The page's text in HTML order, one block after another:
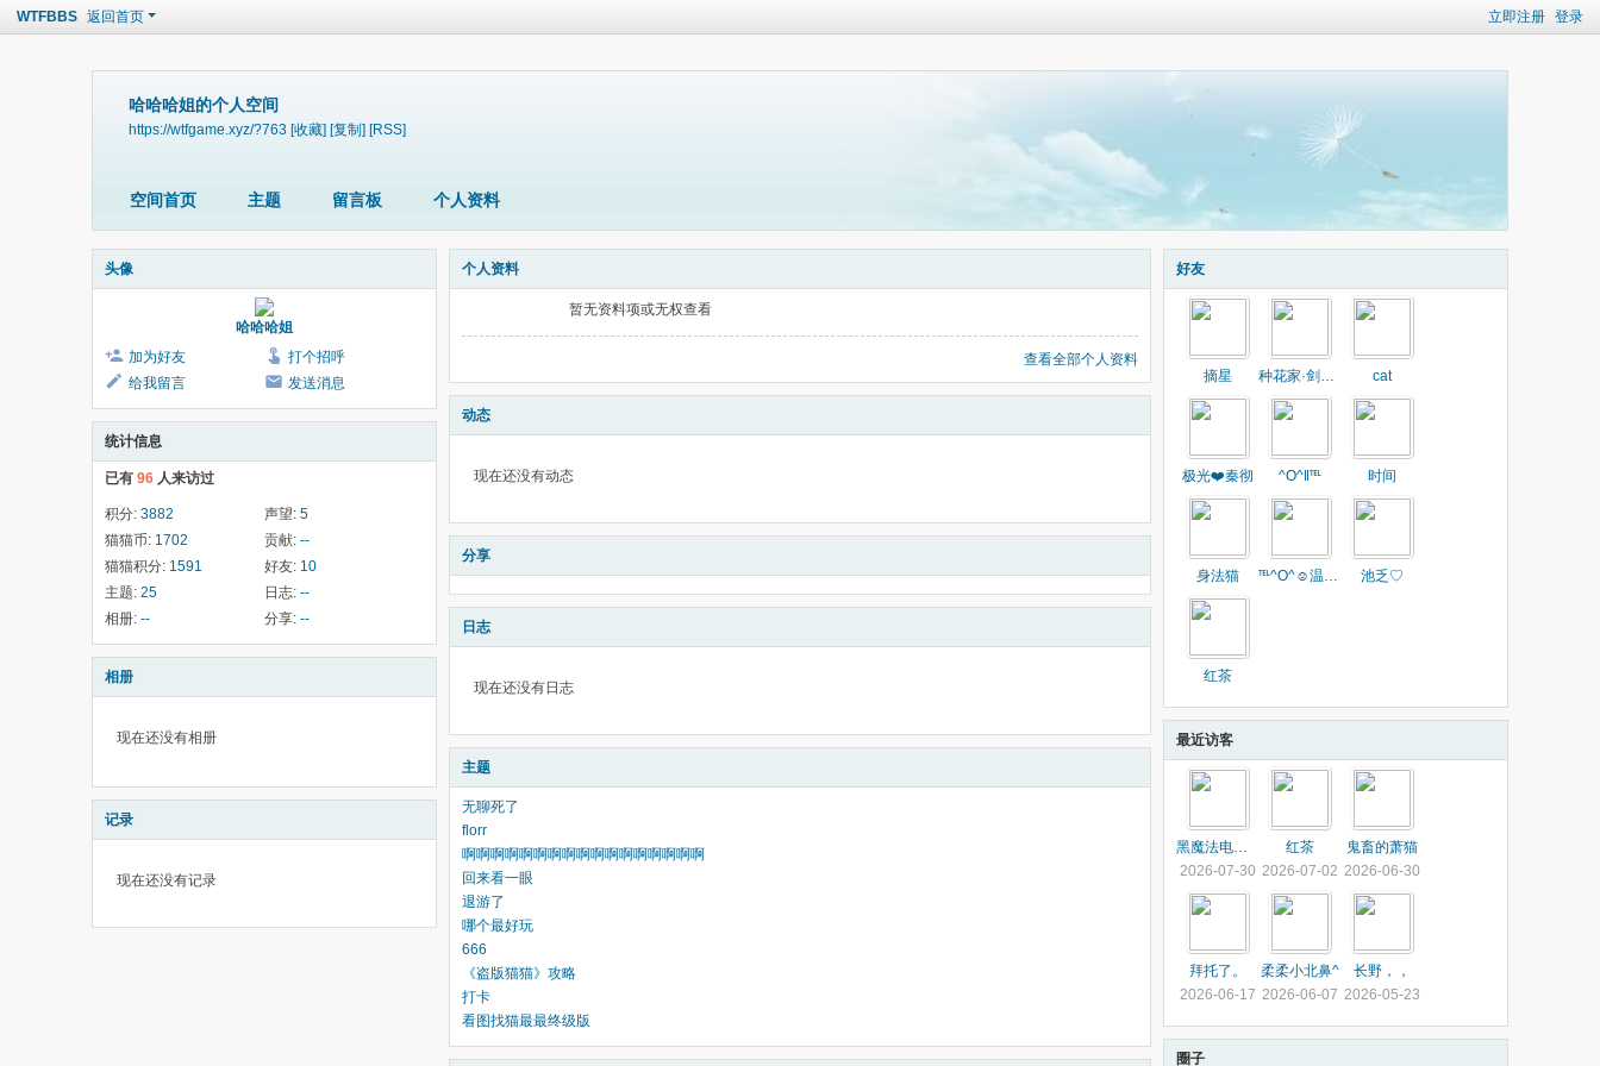
立即注册 登录
WTFBBS 返回首页
哈哈哈姐的个人空间
https://wtfgame.xyz/?763 [收藏] [复制] [RSS]
空间首页 主题 留言板 个人资料
头像
哈哈哈姐
加为好友
打个招呼
给我留言
发送消息
统计信息
已有 96 人来访过
积分: 3882 声望: 5
猫猫币: 1702 贡献: --
猫猫积分: 1591 好友: 10
主题: 25 日志: --
相册: -- 分享: --
相册
现在还没有相册
记录
现在还没有记录
个人资料
暂无资料项或无权查看
查看全部个人资料
动态
现在还没有动态
分享
日志
现在还没有日志
主题
无聊死了
florr
啊啊啊啊啊啊啊啊啊啊啊啊啊啊啊啊啊
回来看一眼
退游了
哪个最好玩
666
《盗版猫猫》攻略
打卡
看图找猫最最终级版
好友
摘星 种花家·剑齿虎 cat
极光❤️秦彻 ^O^‖℡ 时间
身法猫 ℡^O^☺️温屿. 池乏♡
红茶
最近访客
黑魔法电动车
2026-07-30
红茶
2026-07-02
鬼畜的萧猫
2026-06-30
拜托了。
2026-06-17
柔柔小北鼻^
2026-06-07
长野，，
2026-05-23
圈子